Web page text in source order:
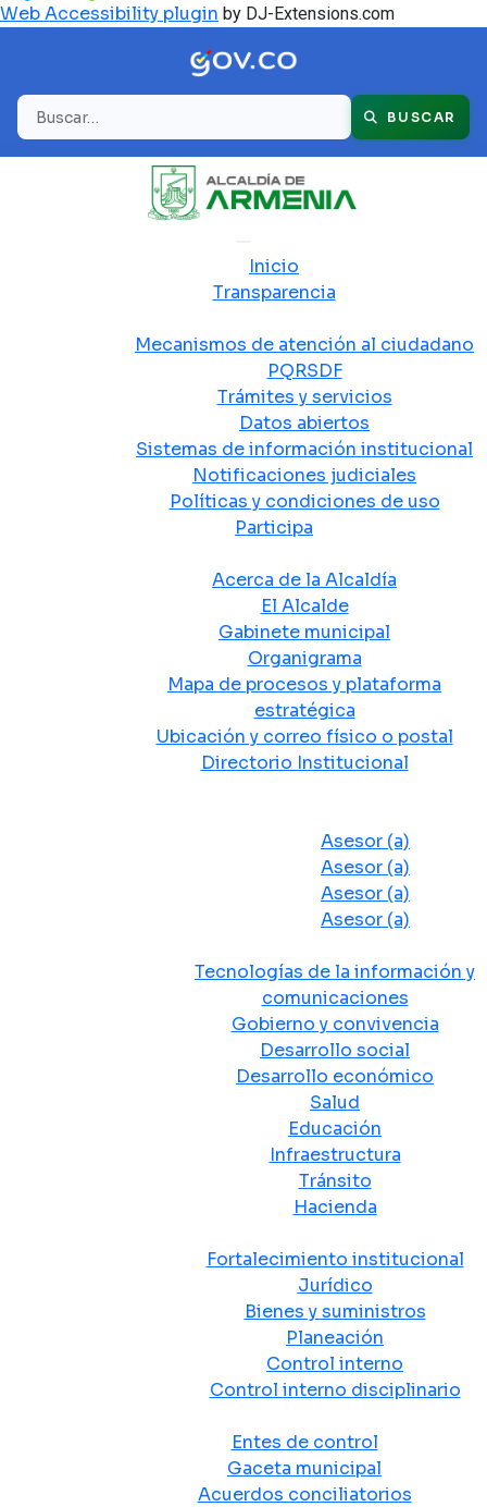
Web Accessibility plugin by DJ-Extensions.com
Buscar BUSCAR
Inicio
Transparencia
Mecanismos de atención al ciudadano
PQRSDF
Trámites y servicios
Datos abiertos
Sistemas de información institucional
Notificaciones judiciales
Políticas y condiciones de uso
Participa
Acerca de la Alcaldía
El Alcalde
Gabinete municipal
Organigrama
Mapa de procesos y plataforma
estratégica
Ubicación y correo físico o postal
Directorio Institucional
Asesor (a)
Asesor (a)
Asesor (a)
Asesor (a)
Tecnologías de la información y
comunicaciones
Gobierno y convivencia
Desarrollo social
Desarrollo económico
Salud
Educación
Infraestructura
Tránsito
Hacienda
Fortalecimiento institucional
Jurídico
Bienes y suministros
Planeación
Control interno
Control interno disciplinario
Entes de control
Gaceta municipal
Acuerdos conciliatorios